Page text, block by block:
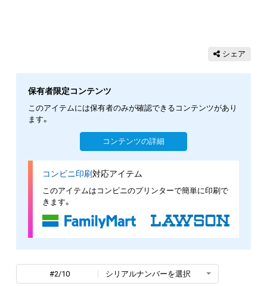
シェア
保有者限定コンテンツ
このアイテムには保有者のみが確認できるコンテンツがあり
ます。
コンテンツの詳細
コンビニ印刷対応アイテム
このアイテムはコンビニのプリンターで簡単に印刷で
きます。
#2/10 シリアルナンバーを選択